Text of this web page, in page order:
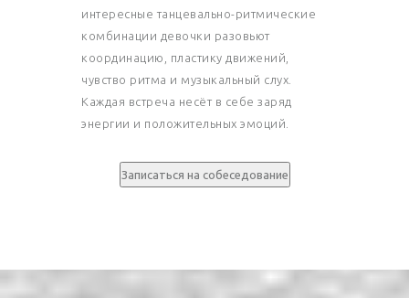
интересные танцевально-ритмические
комбинации девочки разовьют
координацию, пластику движений,
чувство ритма и музыкальный слух.
Каждая встреча несёт в себе заряд
энергии и положительных эмоций.
Записаться на собеседование